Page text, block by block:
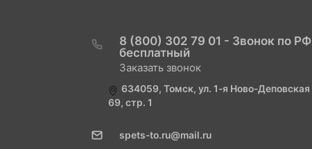
8 (800) 302 79 01 - Звонок по РФ
бесплатный
Заказать звонок
634059, Томск, ул. 1-я Ново-Деповская
69, стр. 1
spets-to.ru@mail.ru